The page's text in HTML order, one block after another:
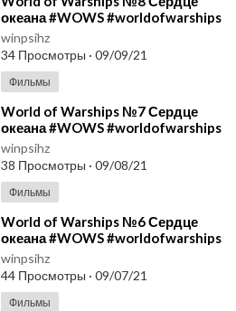
океана #WOWS #worldofwarships
#Winpsih
winpsihz
34 Просмотры · 09/09/21
Фильмы
⁣World of Warships №7 Сердце
океана #WOWS #worldofwarships
#Winpsih
winpsihz
38 Просмотры · 09/08/21
Фильмы
⁣World of Warships №6 Сердце
океана #WOWS #worldofwarships
#Winpsih
winpsihz
44 Просмотры · 09/07/21
Фильмы